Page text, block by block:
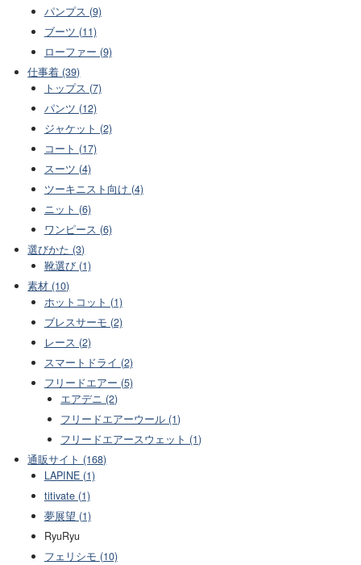
パンプス (9)
ブーツ (11)
ローファー (9)
仕事着 (39)
トップス (7)
パンツ (12)
ジャケット (2)
コート (17)
スーツ (4)
ツーキニスト向け (4)
ニット (6)
ワンピース (6)
選びかた (3)
靴選び (1)
素材 (10)
ホットコット (1)
ブレスサーモ (2)
レース (2)
スマートドライ (2)
フリードエアー (5)
エアデニ (2)
フリードエアーウール (1)
フリードエアースウェット (1)
通販サイト (168)
LAPINE (1)
titivate (1)
夢展望 (1)
RyuRyu
フェリシモ (10)